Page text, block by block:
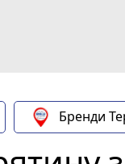
Бренди